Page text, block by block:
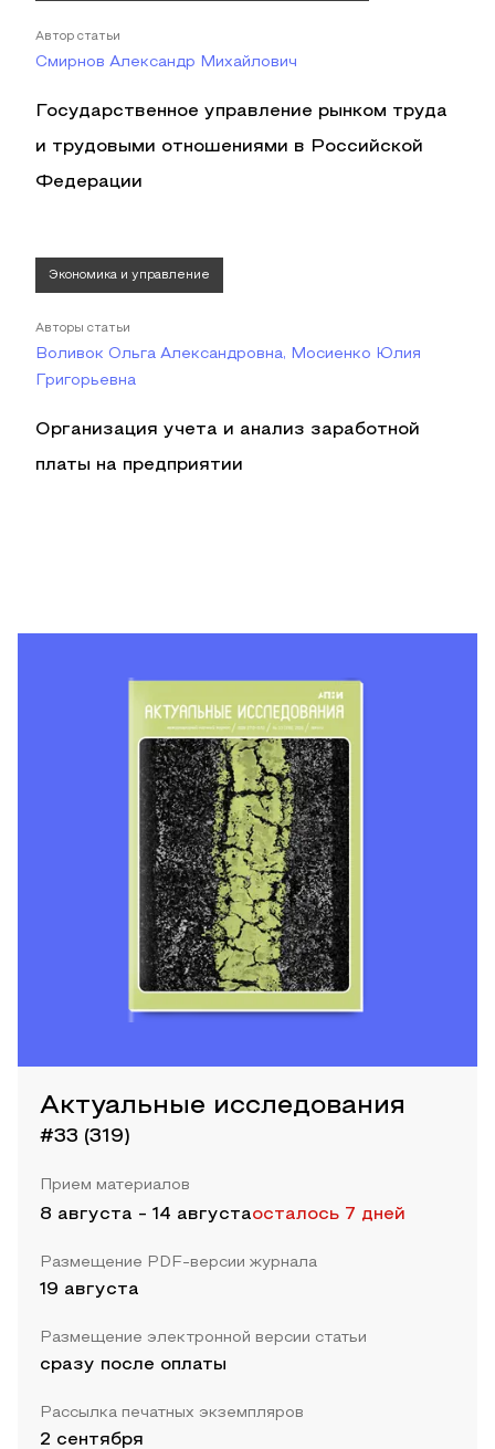
Автор статьи
Смирнов Александр Михайлович
Государственное управление рынком труда
и трудовыми отношениями в Российской
Федерации
Экономика и управление
Авторы статьи
Воливок Ольга Александровна, Мосиенко Юлия
Григорьевна
Организация учета и анализ заработной
платы на предприятии
Актуальные исследования
#33 (319)
Прием материалов
8 августа - 14 августаосталось 7 дней
Размещение PDF-версии журнала
19 августа
Размещение электронной версии статьи
сразу после оплаты
Рассылка печатных экземпляров
2 сентября